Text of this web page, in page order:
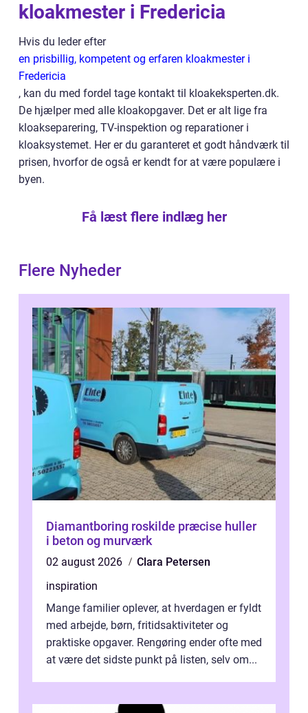
kloakmester i Fredericia
Hvis du leder efter
en prisbillig, kompetent og erfaren kloakmester i
Fredericia
, kan du med fordel tage kontakt til kloakeksperten.dk.
De hjælper med alle kloakopgaver. Det er alt lige fra
kloakseparering, TV-inspektion og reparationer i
kloaksystemet. Her er du garanteret et godt håndværk til
prisen, hvorfor de også er kendt for at være populære i
byen.
Få læst flere indlæg her
Flere Nyheder
Diamantboring roskilde præcise huller
i beton og murværk
02 august 2026
Clara Petersen
inspiration
Mange familier oplever, at hverdagen er fyldt
med arbejde, børn, fritidsaktiviteter og
praktiske opgaver. Rengøring ender ofte med
at være det sidste punkt på listen, selv om...